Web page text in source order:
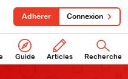
Guide Articles Recherche
Adhérer Connexion